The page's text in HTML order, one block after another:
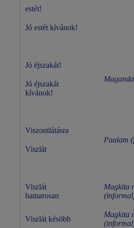
estét!
Jó estét kívánok!
Jó éjszakát!
Jó éjszakát
kívánok!
Viszontlátásra
Paalam
Viszlát
Viszlát
hamarosan
Magkita
Viszlát késöbb
Magkita